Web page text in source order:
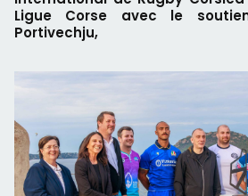
Ligue Corse avec le
Portivechju,